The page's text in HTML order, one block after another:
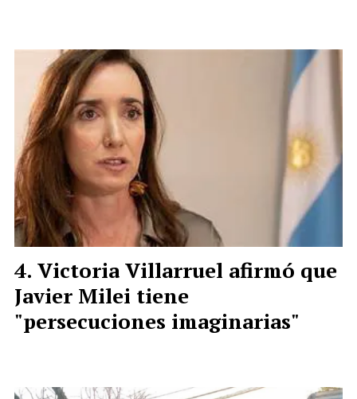
Victoria Villarruel afirmó que
Javier Milei tiene
"persecuciones imaginarias"